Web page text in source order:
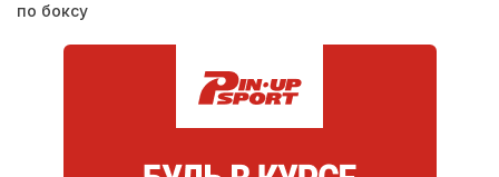
по боксу